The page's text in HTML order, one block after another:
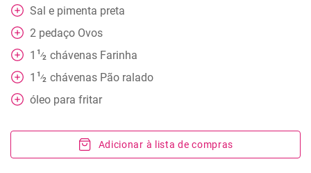
Sal e pimenta preta
2 pedaço Ovos
1 1⁄2 chávenas Farinha
1 1⁄2 chávenas Pão ralado
óleo para fritar
Adicionar à lista de compras